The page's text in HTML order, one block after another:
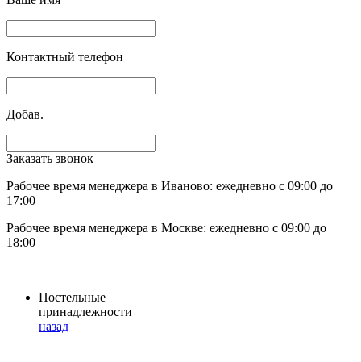
Контактный телефон
Добав.
Заказать звонок
Рабочее время менеджера в Иваново: ежедневно с 09:00 до
17:00
Рабочее время менеджера в Москве: ежедневно с 09:00 до
18:00
Постельные
принадлежности
назад